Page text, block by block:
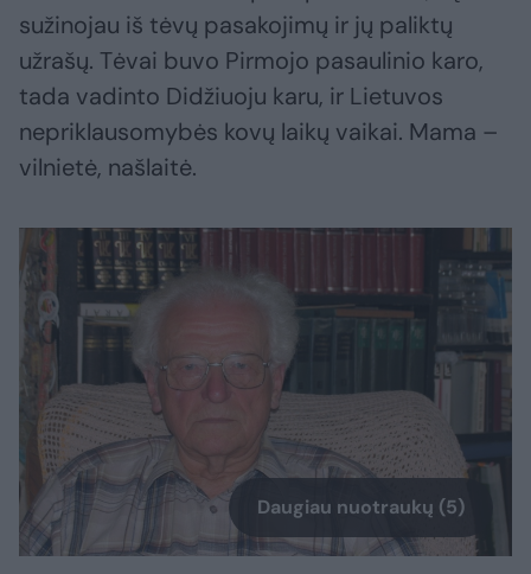
sužinojau iš tėvų pasakojimų ir jų paliktų
užrašų. Tėvai buvo Pirmojo pasaulinio karo,
tada vadinto Didžiuoju karu, ir Lietuvos
nepriklausomybės kovų laikų vaikai. Mama –
vilnietė, našlaitė.
Daugiau nuotraukų (5)